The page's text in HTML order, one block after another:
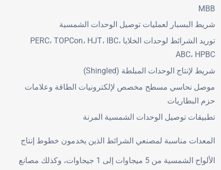
MBB
شريط البسبار لعمليات توصيل الوحدات الشمسية
توريد الشرائط لوحدات الخلايا PERC، TOPCon، HJT، IBC،
ABC، HPBC
شريط لإنتاج الوحدات المبلطة (Shingled)
موصل نحاسي مسطح مخصص لإلكترونيات الطاقة وعلامات
حزم البطاريات
تطبيقات توصيل الوحدات الشمسية المرنة
المعدات مناسبة لمصنعي الشرائط الذين يخدمون خطوط إنتاج
الألواح الشمسية من 5 ميجاوات إلى 1 جيجاوات، وكذلك مصانع